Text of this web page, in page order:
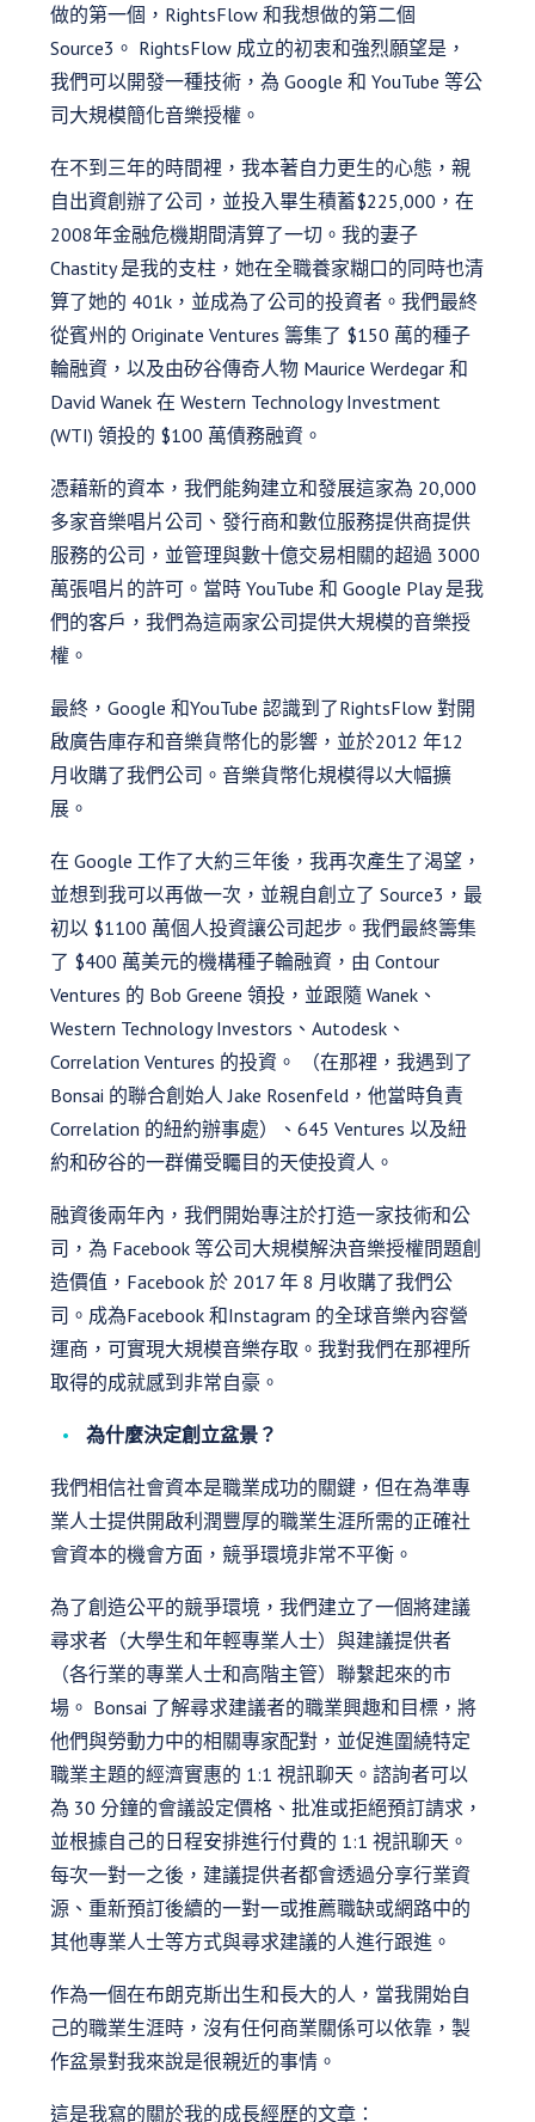
做的第一個，RightsFlow 和我想做的第二個
Source3。 RightsFlow 成立的初衷和強烈願望是，
我們可以開發一種技術，為 Google 和 YouTube 等公
司大規模簡化音樂授權。
在不到三年的時間裡，我本著自力更生的心態，親
自出資創辦了公司，並投入畢生積蓄$225,000，在
2008年金融危機期間清算了一切。我的妻子
Chastity 是我的支柱，她在全職養家糊口的同時也清
算了她的 401k，並成為了公司的投資者。我們最終
從賓州的 Originate Ventures 籌集了 $150 萬的種子
輪融資，以及由矽谷傳奇人物 Maurice Werdegar 和
David Wanek 在 Western Technology Investment
(WTI) 領投的 $100 萬債務融資。
憑藉新的資本，我們能夠建立和發展這家為 20,000
多家音樂唱片公司、發行商和數位服務提供商提供
服務的公司，並管理與數十億交易相關的超過 3000
萬張唱片的許可。當時 YouTube 和 Google Play 是我
們的客戶，我們為這兩家公司提供大規模的音樂授
權。
最終，Google 和YouTube 認識到了RightsFlow 對開
啟廣告庫存和音樂貨幣化的影響，並於2012 年12
月收購了我們公司。音樂貨幣化規模得以大幅擴
展。
在 Google 工作了大約三年後，我再次產生了渴望，
並想到我可以再做一次，並親自創立了 Source3，最
初以 $1100 萬個人投資讓公司起步。我們最終籌集
了 $400 萬美元的機構種子輪融資，由 Contour
Ventures 的 Bob Greene 領投，並跟隨 Wanek、
Western Technology Investors、Autodesk、
Correlation Ventures 的投資。 （在那裡，我遇到了
Bonsai 的聯合創始人 Jake Rosenfeld，他當時負責
Correlation 的紐約辦事處）、645 Ventures 以及紐
約和矽谷的一群備受矚目的天使投資人。
融資後兩年內，我們開始專注於打造一家技術和公
司，為 Facebook 等公司大規模解決音樂授權問題創
造價值，Facebook 於 2017 年 8 月收購了我們公
司。成為Facebook 和Instagram 的全球音樂內容營
運商，可實現大規模音樂存取。我對我們在那裡所
取得的成就感到非常自豪。
為什麼決定創立盆景？
我們相信社會資本是職業成功的關鍵，但在為準專
業人士提供開啟利潤豐厚的職業生涯所需的正確社
會資本的機會方面，競爭環境非常不平衡。
為了創造公平的競爭環境，我們建立了一個將建議
尋求者（大學生和年輕專業人士）與建議提供者
（各行業的專業人士和高階主管）聯繫起來的市
場。 Bonsai 了解尋求建議者的職業興趣和目標，將
他們與勞動力中的相關專家配對，並促進圍繞特定
職業主題的經濟實惠的 1:1 視訊聊天。諮詢者可以
為 30 分鐘的會議設定價格、批准或拒絕預訂請求，
並根據自己的日程安排進行付費的 1:1 視訊聊天。
每次一對一之後，建議提供者都會透過分享行業資
源、重新預訂後續的一對一或推薦職缺或網路中的
其他專業人士等方式與尋求建議的人進行跟進。
作為一個在布朗克斯出生和長大的人，當我開始自
己的職業生涯時，沒有任何商業關係可以依靠，製
作盆景對我來說是很親近的事情。
這是我寫的關於我的成長經歷的文章：